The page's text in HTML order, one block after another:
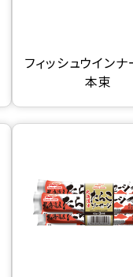
フィッシュウイン
本束